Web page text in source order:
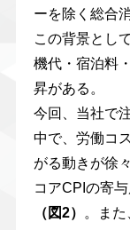
ーを除く総合
この背景とし
機代・宿泊料
昇がある。
今回、当社で
中で、労働コ
がる動きが徐
コアCPIの寄
（図2）
。ま